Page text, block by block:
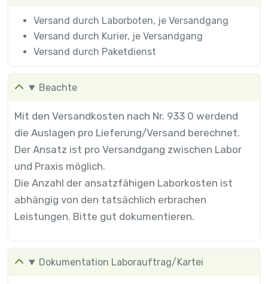
Versand durch Laborboten, je Versandgang
Versand durch Kurier, je Versandgang
Versand durch Paketdienst
Beachte
Mit den Versandkosten nach Nr. 933 0 werdend
die Auslagen pro Lieferung/Versand berechnet.
Der Ansatz ist pro Versandgang zwischen Labor
und Praxis möglich.
Die Anzahl der ansatzfähigen Laborkosten ist
abhängig von den tatsächlich erbrachen
Leistungen. Bitte gut dokumentieren.
Dokumentation Laborauftrag/Kartei